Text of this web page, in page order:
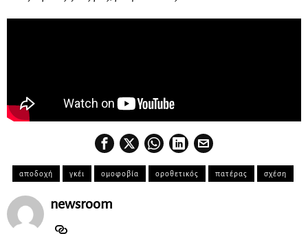
αποδοχή γκέι ομοφοβία οροθετικός πατέρας σχέση
newsroom